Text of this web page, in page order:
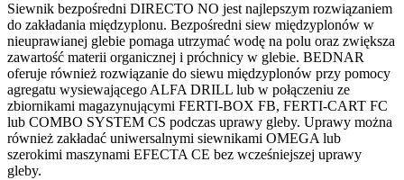
Siewnik bezpośredni DIRECTO NO jest najlepszym rozwiązaniem
do zakładania międzyplonu. Bezpośredni siew międzyplonów w
nieuprawianej glebie pomaga utrzymać wodę na polu oraz zwiększa
zawartość materii organicznej i próchnicy w glebie. BEDNAR
oferuje również rozwiązanie do siewu międzyplonów przy pomocy
agregatu wysiewającego ALFA DRILL lub w połączeniu ze
zbiornikami magazynującymi FERTI-BOX FB, FERTI-CART FC
lub COMBO SYSTEM CS podczas uprawy gleby. Uprawy można
również zakładać uniwersalnymi siewnikami OMEGA lub
szerokimi maszynami EFECTA CE bez wcześniejszej uprawy
gleby.